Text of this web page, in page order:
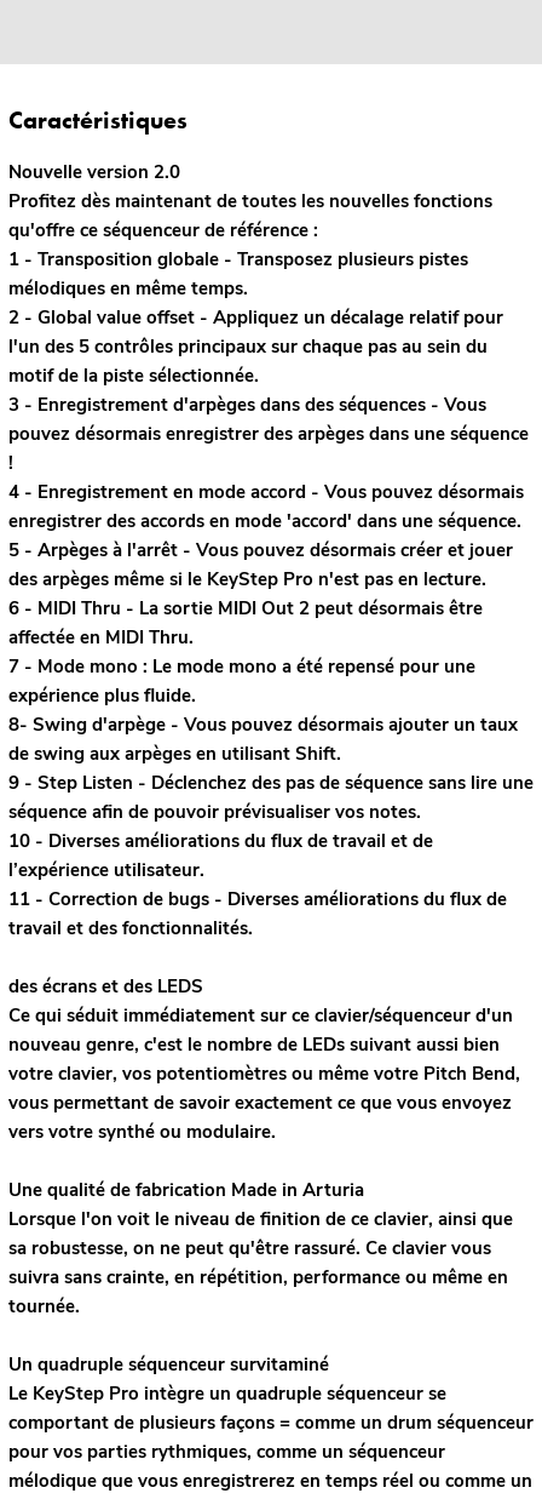
Caractéristiques
Nouvelle version 2.0
Profitez dès maintenant de toutes les nouvelles fonctions
qu'offre ce séquenceur de référence :
1 - Transposition globale - Transposez plusieurs pistes
mélodiques en même temps.
2 - Global value offset - Appliquez un décalage relatif pour
l'un des 5 contrôles principaux sur chaque pas au sein du
motif de la piste sélectionnée.
3 - Enregistrement d'arpèges dans des séquences - Vous
pouvez désormais enregistrer des arpèges dans une séquence
!
4 - Enregistrement en mode accord - Vous pouvez désormais
enregistrer des accords en mode 'accord' dans une séquence.
5 - Arpèges à l'arrêt - Vous pouvez désormais créer et jouer
des arpèges même si le KeyStep Pro n'est pas en lecture.
6 - MIDI Thru - La sortie MIDI Out 2 peut désormais être
affectée en MIDI Thru.
7 - Mode mono : Le mode mono a été repensé pour une
expérience plus fluide.
8- Swing d'arpège - Vous pouvez désormais ajouter un taux
de swing aux arpèges en utilisant Shift.
9 - Step Listen - Déclenchez des pas de séquence sans lire une
séquence afin de pouvoir prévisualiser vos notes.
10 - Diverses améliorations du flux de travail et de
l’expérience utilisateur.
11 - Correction de bugs - Diverses améliorations du flux de
travail et des fonctionnalités.
des écrans et des LEDS
Ce qui séduit immédiatement sur ce clavier/séquenceur d'un
nouveau genre, c'est le nombre de LEDs suivant aussi bien
votre clavier, vos potentiomètres ou même votre Pitch Bend,
vous permettant de savoir exactement ce que vous envoyez
vers votre synthé ou modulaire.
Une qualité de fabrication Made in Arturia
Lorsque l'on voit le niveau de finition de ce clavier, ainsi que
sa robustesse, on ne peut qu'être rassuré. Ce clavier vous
suivra sans crainte, en répétition, performance ou même en
tournée.
Un quadruple séquenceur survitaminé
Le KeyStep Pro intègre un quadruple séquenceur se
comportant de plusieurs façons = comme un drum séquenceur
pour vos parties rythmiques, comme un séquenceur
mélodique que vous enregistrerez en temps réel ou comme un